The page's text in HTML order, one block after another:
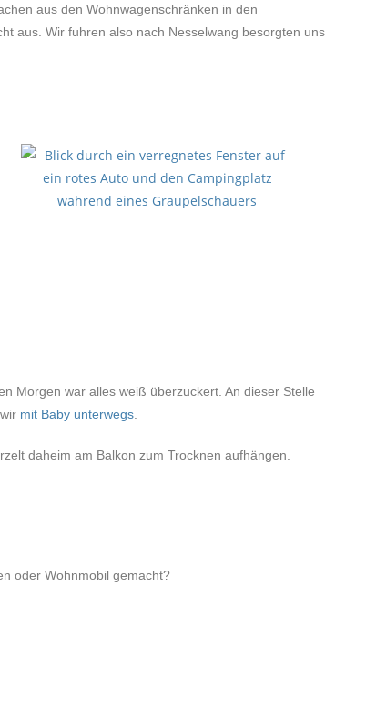
aus den Wohnwagenschränken in den
aus. Wir fuhren also nach Nesselwang besorgten uns
Morgen war alles weiß überzuckert. An dieser Stelle
mit Baby unterwegs
daheim am Balkon zum Trocknen aufhängen.
oder Wohnmobil gemacht?